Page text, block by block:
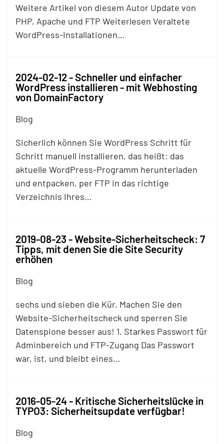
Weitere Artikel von diesem Autor Update von
PHP, Apache und FTP Weiterlesen Veraltete
WordPress-Installationen…
2024-02-12 - Schneller und einfacher
WordPress installieren - mit Webhosting
von DomainFactory
Blog
Sicherlich können Sie WordPress Schritt für
Schritt manuell installieren, das heißt: das
aktuelle WordPress-Programm herunterladen
und entpacken, per FTP in das richtige
Verzeichnis Ihres…
2019-08-23 - Website-Sicherheitscheck: 7
Tipps, mit denen Sie die Site Security
erhöhen
Blog
sechs und sieben die Kür. Machen Sie den
Website-Sicherheitscheck und sperren Sie
Datenspione besser aus! 1. Starkes Passwort für
Adminbereich und FTP-Zugang Das Passwort
war, ist, und bleibt eines…
2016-05-24 - Kritische Sicherheitslücke in
TYPO3: Sicherheitsupdate verfügbar!
Blog